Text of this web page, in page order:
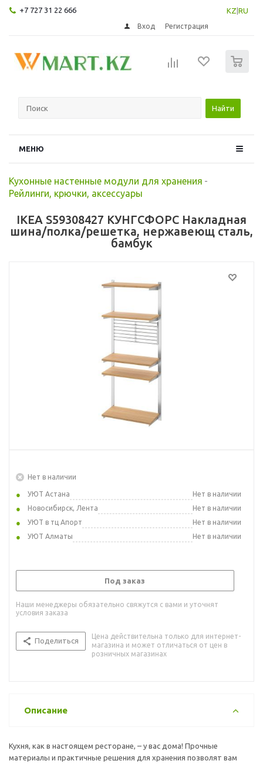
+7 727 31 22 666 KZ RU
Вход Регистрация
Найти
МЕНЮ
Кухонные настенные модули для хранения -
Рейлинги, крючки, аксессуары
IKEA S59308427 КУНГСФОРС Накладная
шина/полка/решетка, нержавеющ сталь,
бамбук
Нет в наличии
УЮТ Астана
Нет в наличии
Новосибирск, Лента
Нет в наличии
УЮТ в тц Апорт
Нет в наличии
УЮТ Алматы
Нет в наличии
Под заказ
Наши менеджеры обязательно свяжутся с вами и уточнят
условия заказа
Поделиться
Цена действительна только для интернет-
магазина и может отличаться от цен в
розничных магазинах
Описание
Кухня, как в настоящем ресторане, – у вас дома! Прочные
материалы и практичные решения для хранения позволят вам